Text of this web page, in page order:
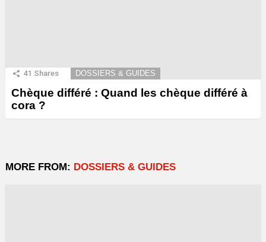
41 Shares DOSSIERS & GUIDES
Chèque différé : Quand les chèque différé à
cora ?
MORE FROM: DOSSIERS & GUIDES